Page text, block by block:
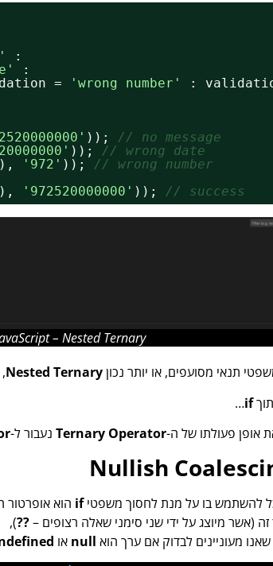
:
:
= 'wrong number' :
)); // no message
)); // wrong date
'972' )); // wrong number
'972520000000' )); // success
– Nested Ternary
תנאי מסועפים, או יותר נכון Nested Ternary
,
if
…
אופן פעולתו של ה-Ternary Operator נעבור ל-Null
Nullish
להשתמש בו על מנת לחסוך משפטיif הוא אופרטור
(אשר מיוצג על ידי שני סימני שאלה רצופים –??
),
מעוניינים לבדוק אם ערך הוא null או